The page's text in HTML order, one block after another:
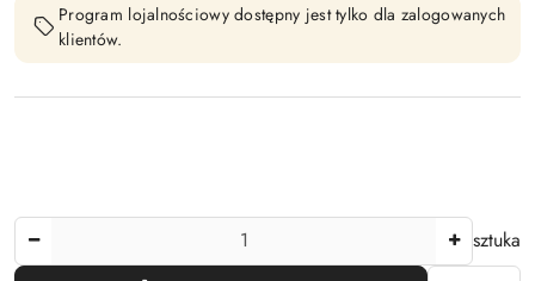
Program lojalnościowy dostępny jest tylko dla zalogowanych
klientów.
sztuka